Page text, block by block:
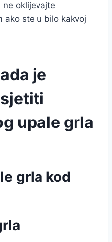
ne oklijevajte
ako ste u bilo kakvoj
je
upale grla
grla kod